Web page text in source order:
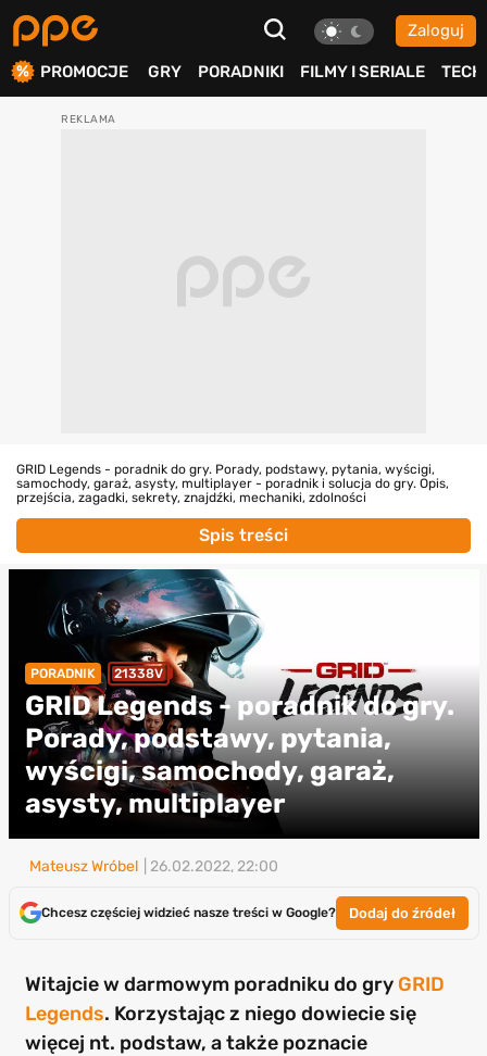
Zaloguj
PROMOCJE GRY PORADNIKI FILMY I SERIALE TECH
GRID Legends - poradnik do gry. Porady, podstawy, pytania, wyścigi,
samochody, garaż, asysty, multiplayer - poradnik i solucja do gry. Opis,
przejścia, zagadki, sekrety, znajdźki, mechaniki, zdolności
Spis treści
PORADNIK 21338V
GRID Legends - poradnik do gry.
Porady, podstawy, pytania,
wyścigi, samochody, garaż,
asysty, multiplayer
Mateusz Wróbel | 26.02.2022, 22:00
Chcesz częściej widzieć nasze treści w Google? Dodaj do źródeł
Witajcie w darmowym poradniku do gry GRID
Legends. Korzystając z niego dowiecie się
więcej nt. podstaw, a także poznacie